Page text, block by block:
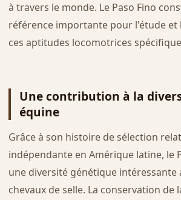
à travers le monde. Le Paso Fino
référence importante pour l'étude et
ces aptitudes locomotrices
Une contribution à la
équine
Grâce à son histoire de sélection
indépendante en Amérique latine, le
une diversité génétique intéressante
chevaux de selle. La conservation de